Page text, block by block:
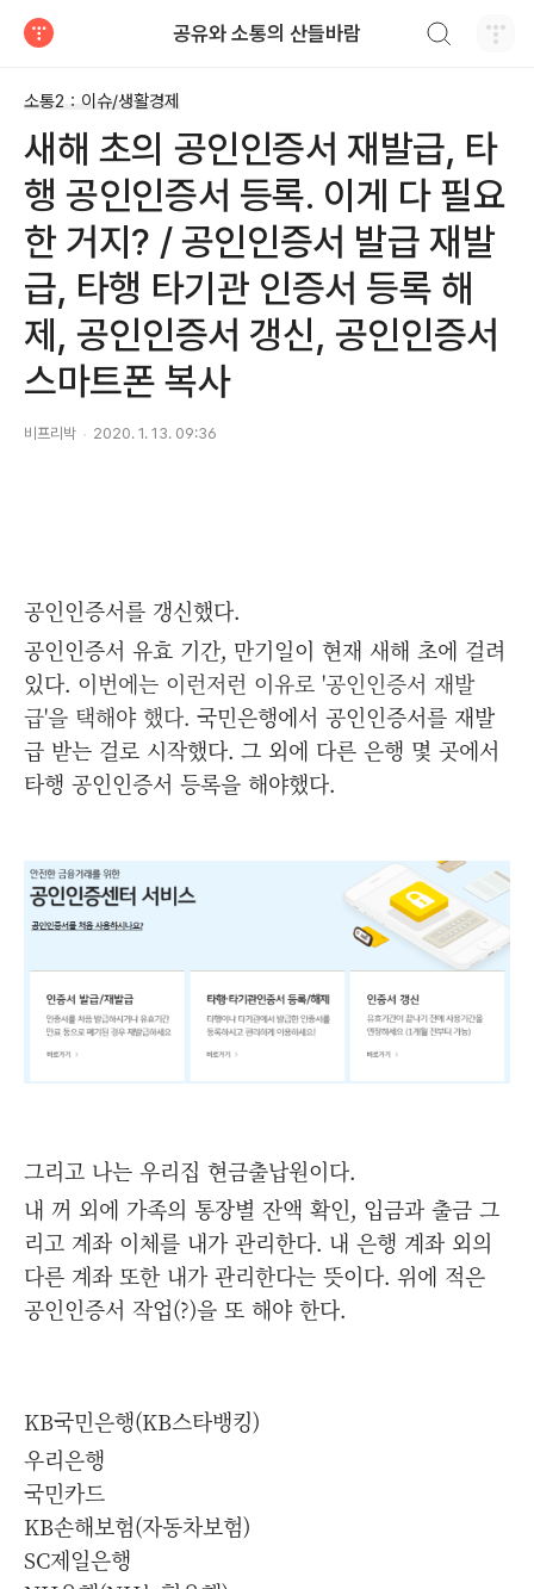
공유와 소통의 산들바람
소통2：이슈/생활경제
새해 초의 공인인증서 재발급, 타
행 공인인증서 등록. 이게 다 필요
한 거지? / 공인인증서 발급 재발
급, 타행 타기관 인증서 등록 해
제, 공인인증서 갱신, 공인인증서
스마트폰 복사
비프리박 2020. 1. 13. 09:36
공인인증서를 갱신했다.
공인인증서 유효 기간, 만기일이 현재 새해 초에 걸려
있다. 이번에는 이런저런 이유로 '공인인증서 재발
급'을 택해야 했다. 국민은행에서 공인인증서를 재발
급 받는 걸로 시작했다. 그 외에 다른 은행 몇 곳에서
타행 공인인증서 등록을 해야했다.
그리고 나는 우리집 현금출납원이다.
내 꺼 외에 가족의 통장별 잔액 확인, 입금과 출금 그
리고 계좌 이체를 내가 관리한다. 내 은행 계좌 외의
다른 계좌 또한 내가 관리한다는 뜻이다. 위에 적은
공인인증서 작업(?)을 또 해야 한다.
KB국민은행(KB스타뱅킹)
우리은행
국민카드
KB손해보험(자동차보험)
SC제일은행